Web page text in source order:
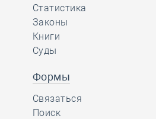
Статистика
Законы
Книги
Суды
Формы
Связаться
Поиск